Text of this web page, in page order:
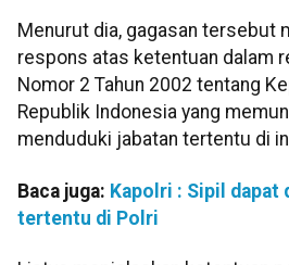
Menurut dia, gagasan tersebut
respons atas ketentuan dalam
Nomor 2 Tahun 2002 tentang
Republik Indonesia yang
menduduki jabatan tertentu di
Baca juga: Kapolri : Sipil dapat
tertentu di Polri